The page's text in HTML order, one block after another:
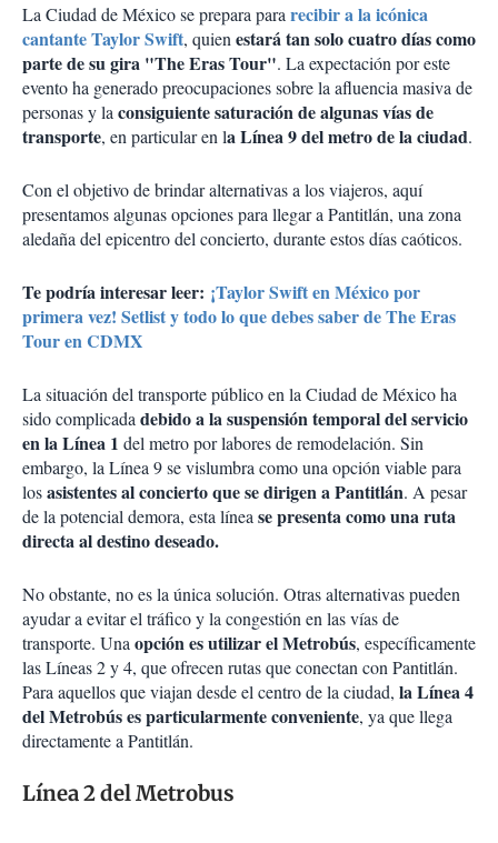
La Ciudad de México se prepara pararecibir a la icónica
cantante Taylor Swift, quienestará tan solo cuatro días como
parte de su gira "The Eras Tour". La expectación por este
evento ha generado preocupaciones sobre la afluencia masiva de
personas y laconsiguiente saturación de algunas vías de
transporte, en particular en la Línea 9 del metro de la ciudad.
Con el objetivo de brindar alternativas a los viajeros, aquí
presentamos algunas opciones para llegar a Pantitlán, una zona
aledaña del epicentro del concierto, durante estos días caóticos.
Te podría interesar leer: ¡Taylor Swift en México por
primera vez! Setlist y todo lo que debes saber de The Eras
Tour en CDMX
La situación del transporte público en la Ciudad de México ha
sido complicadadebido a la suspensión temporal del servicio
en la Línea 1 del metro por labores de remodelación. Sin
embargo, la Línea 9 se vislumbra como una opción viable para
losasistentes al concierto que se dirigen a Pantitlán. A pesar
de la potencial demora, esta línease presenta como una ruta
directa al destino deseado.
No obstante, no es la única solución. Otras alternativas pueden
ayudar a evitar el tráfico y la congestión en las vías de
transporte. Unaopción es utilizar el Metrobús, específicamente
las Líneas 2 y 4, que ofrecen rutas que conectan con Pantitlán.
Para aquellos que viajan desde el centro de la ciudad, la Línea 4
del Metrobús es particularmente conveniente, ya que llega
directamente a Pantitlán.
Línea 2 del Metrobus